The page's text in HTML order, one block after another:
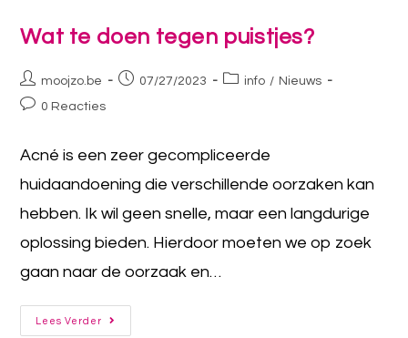
Wat te doen tegen puistjes?
moojzo.be 07/27/2023 info / Nieuws
0 Reacties
Acné is een zeer gecompliceerde
huidaandoening die verschillende oorzaken kan
hebben. Ik wil geen snelle, maar een langdurige
oplossing bieden. Hierdoor moeten we op zoek
gaan naar de oorzaak en…
Lees Verder